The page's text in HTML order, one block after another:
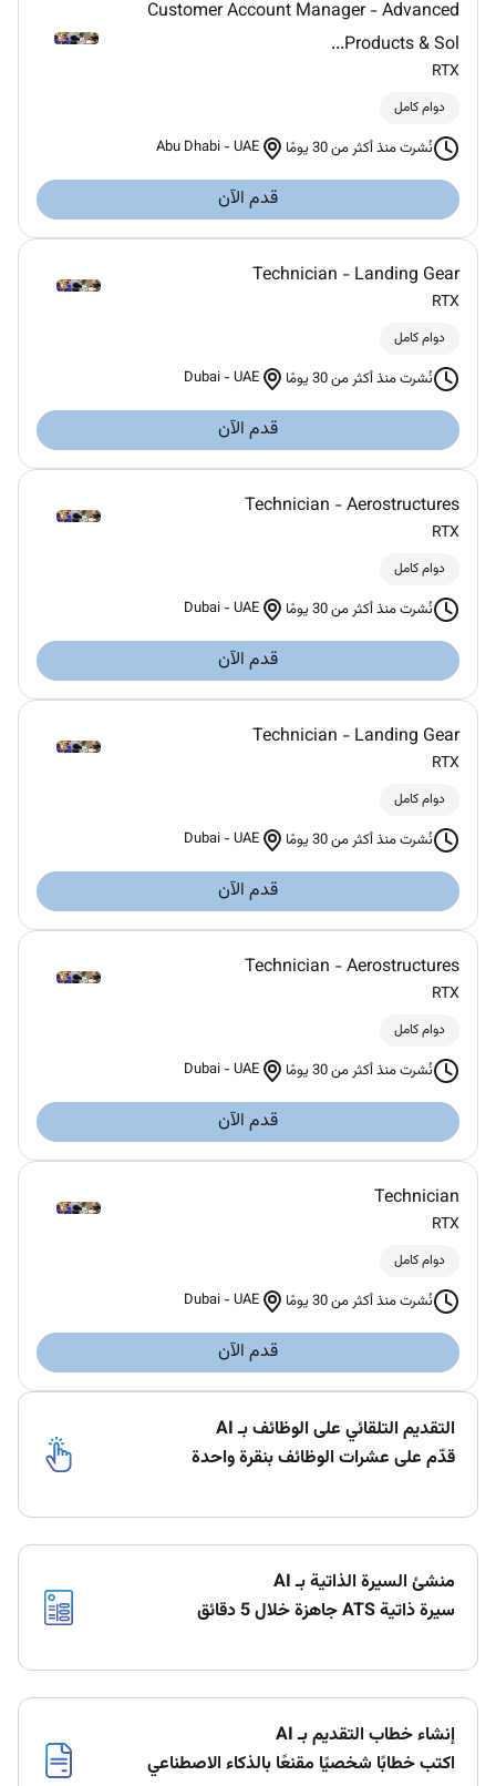
Customer Account Manager - Advanced
Products & Sol...
RTX
دوام كامل
نُشرت منذ أكثر من 30 يومًا Abu Dhabi -UAE
قدم الآن
Technician - Landing Gear
RTX
دوام كامل
نُشرت منذ أكثر من 30 يومًا Dubai -UAE
قدم الآن
Technician - Aerostructures
RTX
دوام كامل
نُشرت منذ أكثر من 30 يومًا Dubai -UAE
قدم الآن
Technician - Landing Gear
RTX
دوام كامل
نُشرت منذ أكثر من 30 يومًا Dubai -UAE
قدم الآن
Technician - Aerostructures
RTX
دوام كامل
نُشرت منذ أكثر من 30 يومًا Dubai -UAE
قدم الآن
Technician
RTX
دوام كامل
نُشرت منذ أكثر من 30 يومًا Dubai -UAE
قدم الآن
التقديم التلقائي على الوظائف بـ AI
قدّم على عشرات الوظائف بنقرة واحدة
منشئ السيرة الذاتية بـ AI
سيرة ذاتية ATS جاهزة خلال 5 دقائق
إنشاء خطاب التقديم بـ AI
اكتب خطابًا شخصيًا مقنعًا بالذكاء الاصطناعي